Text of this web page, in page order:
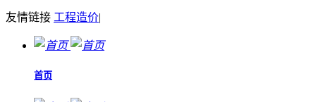
友情链接 工程造价|
首页